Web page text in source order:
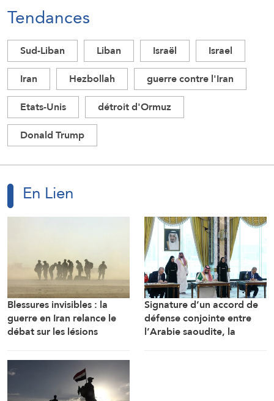
Tendances
Sud-Liban Liban Israël
Israel
Iran
Hezbollah
guerre contre l'Iran
Etats-Unis
détroit d'Ormuz
Donald Trump
En Lien
Blessures invisibles : la
guerre en Iran relance le
débat sur les lésions
américains
Signature d’un accord de
défense conjointe entre
l’Arabie saoudite, la